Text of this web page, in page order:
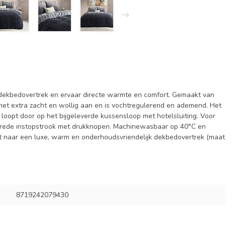
en ervaar directe warmte en comfort. Gemaakt van
extra zacht en wollig aan en is vochtregulerend en ademend. Het
door op het bijgeleverde kussensloop met hotelsluiting. Voor
instopstrook met drukknopen. Machinewasbaar op 40°C en
een luxe, warm en onderhoudsvriendelijk dekbedovertrek (maat
8719242079430